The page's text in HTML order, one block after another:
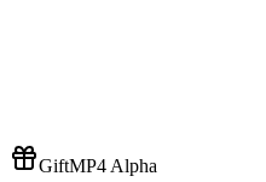
GiftMP4 Alpha